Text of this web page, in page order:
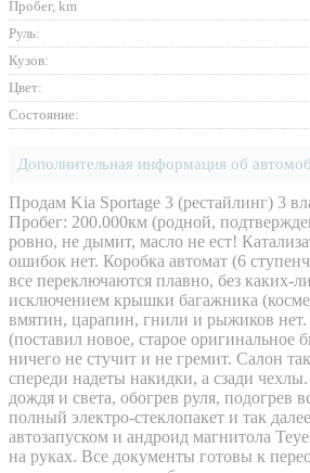
Пробег, km
Руль:
Кузов:
Цвет:
Состояние:
Дополнительная информация об
Продам Kia Sportage 3 (рестайлинг) 3
Пробег: 200.000км (родной,
ровно, не дымит, масло не ест!
ошибок нет. Коробка автомат (6
все переключаются плавно, без каких-
исключением крышки багажника
вмятин, царапин, гнили и рыжиков нет.
(поставил новое, старое
ничего не стучит и не гремит. Салон
спереди надеты накидки, а сзади
дождя и света, обогрев руля, подогрев
полный электро-стеклопакет и так
автозапуском и андроид магнитола
на руках. Все документы готовы к